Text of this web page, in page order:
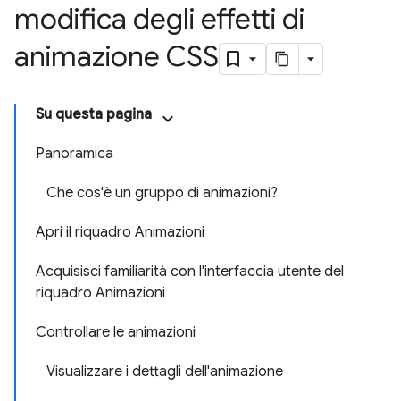
modifica degli effetti di
animazione CSS
Su questa pagina
Panoramica
Che cos'è un gruppo di animazioni?
Apri il riquadro Animazioni
Acquisisci familiarità con l'interfaccia utente del
riquadro Animazioni
Controllare le animazioni
Visualizzare i dettagli dell'animazione